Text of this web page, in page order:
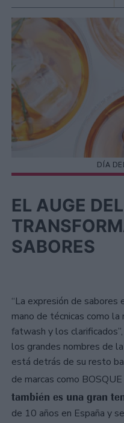
DÍA
EL AUGE
SABORES
“La expresión de sabores
mano de técnicas como la
fatwash y los
los grandes nombres de
está detrás de su resto
de marcas como BOSQUE
también es una gran
de 10 años en España y